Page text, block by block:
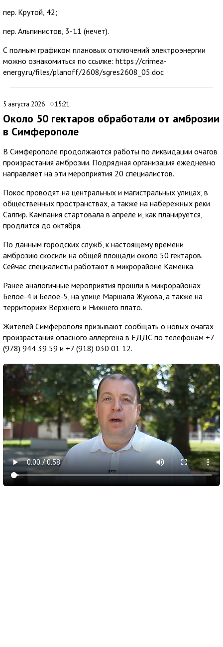
пер. Крутой, 42;
пер. Альпинистов, 3-11 (нечет).
С полным графиком плановых отключений электроэнергии
можно ознакомиться по ссылке: https://crimea-
energy.ru/files/planoff/2608/sgres2608_05.doc
5 августа 2026 15:21
Около 50 гектаров обработали от амброзии
в Симферополе
В Симферополе продолжаются работы по ликвидации очагов
произрастания амброзии. Подрядная организация ежедневно
направляет на эти мероприятия 20 специалистов.
Покос проводят на центральных и магистральных улицах, в
общественных пространствах, а также на набережных реки
Салгир. Кампания стартовала в апреле и, как планируется,
продлится до октября.
По данным городских служб, к настоящему времени
амброзию скосили на общей площади около 50 гектаров.
Сейчас специалисты работают в микрорайоне Каменка.
Ранее аналогичные мероприятия прошли в микрорайонах
Белое-4 и Белое-5, на улице Маршала Жукова, а также на
территориях Верхнего и Нижнего плато.
Жителей Симферополя призывают сообщать о новых очагах
произрастания опасного аллергена в ЕДДС по телефонам +7
(978) 944 39 59 и +7 (918) 030 01 12.